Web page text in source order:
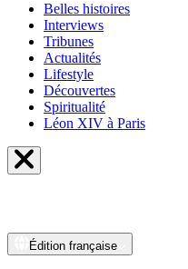
Belles histoires
Interviews
Tribunes
Actualités
Lifestyle
Découvertes
Spiritualité
Léon XIV à Paris
Édition française